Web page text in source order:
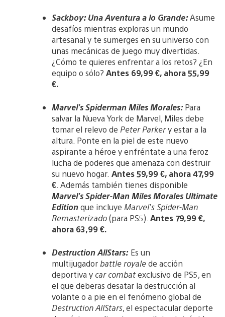
Sackboy: Una Aventura a lo Grande:Asume
desafíos mientras exploras un mundo
artesanal y te sumerges en su universo con
unas mecánicas de juego muy divertidas.
¿Cómo te quieres enfrentar a los retos? ¿En
equipo o sólo? Antes 69,99 €, ahora 55,99
€.
Marvel’s Spiderman Miles Morales:Para
salvar la Nueva York de Marvel, Miles debe
tomar el relevo de Peter Parkery estar a la
altura. Ponte en la piel de este nuevo
aspirante a héroe y enfréntate a una feroz
lucha de poderes que amenaza con destruir
su nuevo hogar. Antes 59,99 €, ahora 47,99
€ . Además también tienes disponible
Marvel’s Spider-Man Miles Morales Ultimate
Editionque incluye Marvel’s Spider-Man
Remasterizado(para PS5). Antes 79,99 €,
ahora 63,99 €.
Destruction AllStars: Es un
multijugador battle royalede acción
deportiva y car combatexclusivo de PS5, en
el que deberas desatar la destrucción al
volante o a pie en el fenómeno global de
Destruction AllStars, el espectacular deporte